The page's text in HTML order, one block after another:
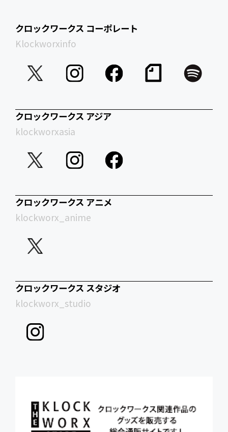
クロックワークス コーポレート
Klockworxinfo
クロックワークス アジア
klockworxasia
クロックワークス アニメ
klockworx_anime
クロックワークス スタジオ
klockworx_studio